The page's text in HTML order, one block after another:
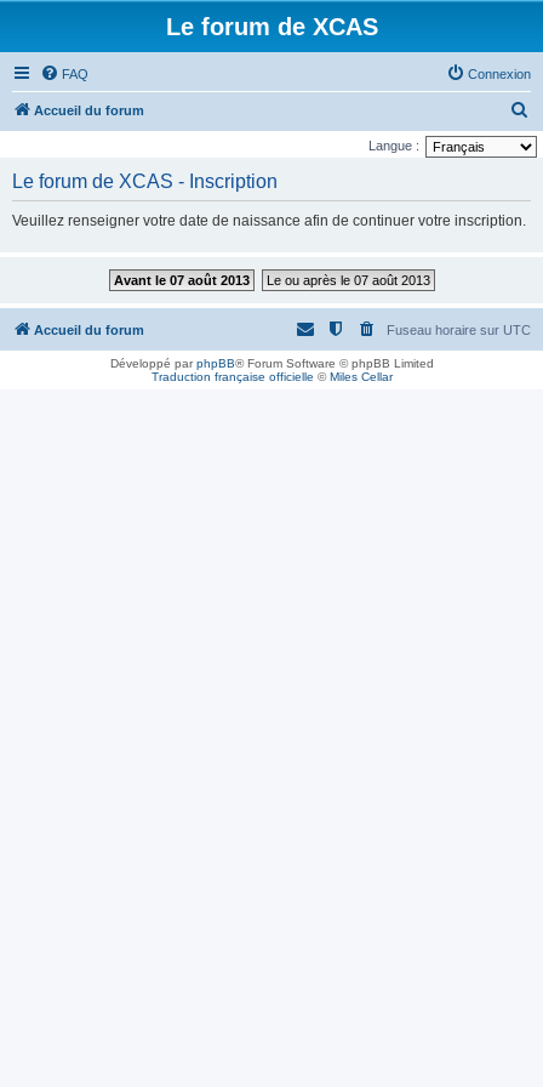
Le forum de XCAS
FAQ Connexion
Accueil du forum
e
h
Langue :
Le forum de XCAS - Inscription
Veuillez renseigner votre date de naissance afin de continuer votre inscription.
Avant le 07 août 2013 Le ou après le 07 août 2013
Accueil du forum Fuseau horaire sur UTC
Développé parphpBB® Forum Software © phpBB Limited
Traduction française officielle ©Miles Cellar